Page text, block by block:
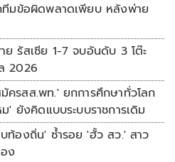
มข้อผิดพลาดเพียบ หลังพ่าย
รัสเซีย 1-7 จบอันดับ 3 โต๊ะ
2026
ครสส.พท.' ยกการศึกษาทั่วโลก
' ยังคิดแบบระบบราชการเดิม
ท้องถิ่น' ซ้ำรอย 'ฮั้ว สว.' สาว
ง